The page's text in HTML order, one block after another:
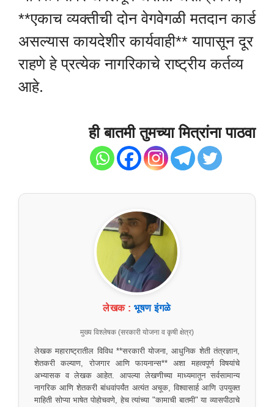
**एकाच व्यक्तीची दोन वेगवेगळी मतदान कार्ड
असल्यास कायदेशीर कार्यवाही** यापासून दूर
राहणे हे प्रत्येक नागरिकाचे राष्ट्रीय कर्तव्य
आहे.
ही बातमी तुमच्या मित्रांना पाठवा
लेखक : भूषण इंगळे
मुख्य विश्लेषक (सरकारी योजना व कृषी क्षेत्र)
लेखक महाराष्ट्रातील विविध **सरकारी योजना, आधुनिक शेती तंत्रज्ञान,
शेतकरी कल्याण, रोजगार आणि फायनान्स** अशा महत्वपूर्ण विषयांचे
अभ्यासक व लेखक आहेत. आपल्या लेखणीच्या माध्यमातून सर्वसामान्य
नागरिक आणि शेतकरी बांधवांपर्यंत अत्यंत अचूक, विश्वासार्ह आणि उपयुक्त
माहिती सोप्या भाषेत पोहोचवणे, हेच त्यांच्या "कामाची बातमी" या व्यासपीठाचे